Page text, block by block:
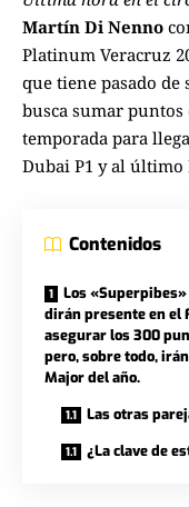
Martín Di Nenno
Platinum Veracruz
que tiene pasado de
busca sumar puntos
temporada para
Dubai P1 y al
Contenidos
Los
dirán presente en el
asegurar los 300
pero, sobre todo,
Major del año.
Las otras
¿La clave de